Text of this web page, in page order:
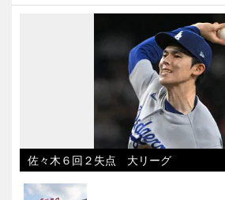
佐々木６回２失点 大リーグ